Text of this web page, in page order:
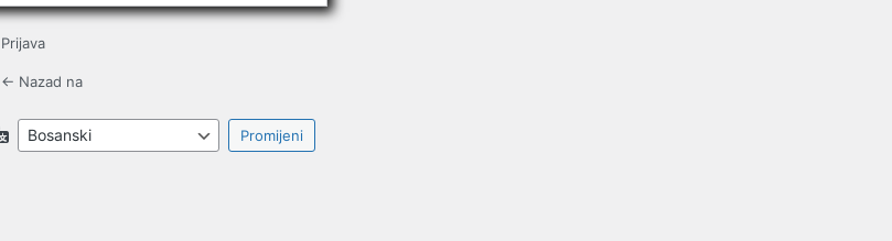
Prijava
← Nazad na
Jezik